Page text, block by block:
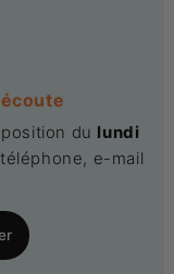
du lundi
e-mail